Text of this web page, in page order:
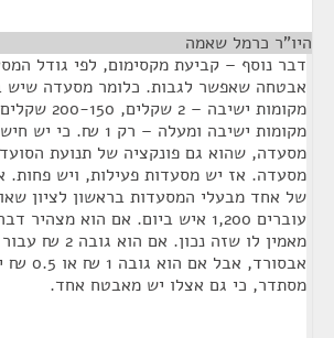
היו"ר כרמל שאמה
דבר נוסף – קביעת מקסימום, לפי גודל
מקומות ישיבה ומעלה – רק
מסעדה, שהוא גם פונקציה של תנועת
מסעדה. אז יש מסעדות פעילות, ויש פחות.
של אחד מבעלי המסעדות בראשון לציון
עוברים 1,200 איש ביום. אם הוא
מאמין לו שזה
אבסורד,
מסתדר, כי גם אצלו יש מאבטח אחד.